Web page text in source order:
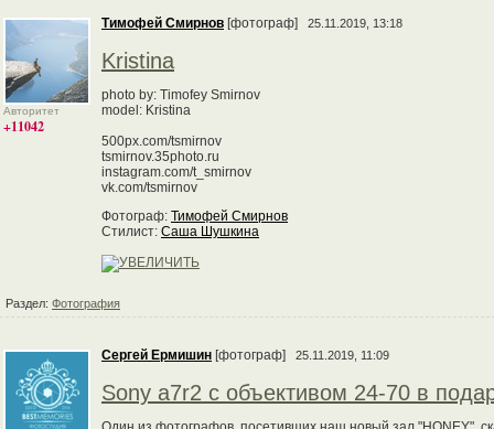
Авторитет
+11042
Тимофей Смирнов [фотограф] 25.11.2019, 13:18
Kristina
photo by: Timofey Smirnov
model: Kristina
500px.com/tsmirnov
tsmirnov.35photo.ru
instagram.com/t_smirnov
vk.com/tsmirnov
Фотограф: Тимофей Смирнов
Стилист: Саша Шушкина
Раздел: Фотография
Сергей Ермишин [фотограф] 25.11.2019, 11:09
Sony a7r2 с объективом 24-70 в